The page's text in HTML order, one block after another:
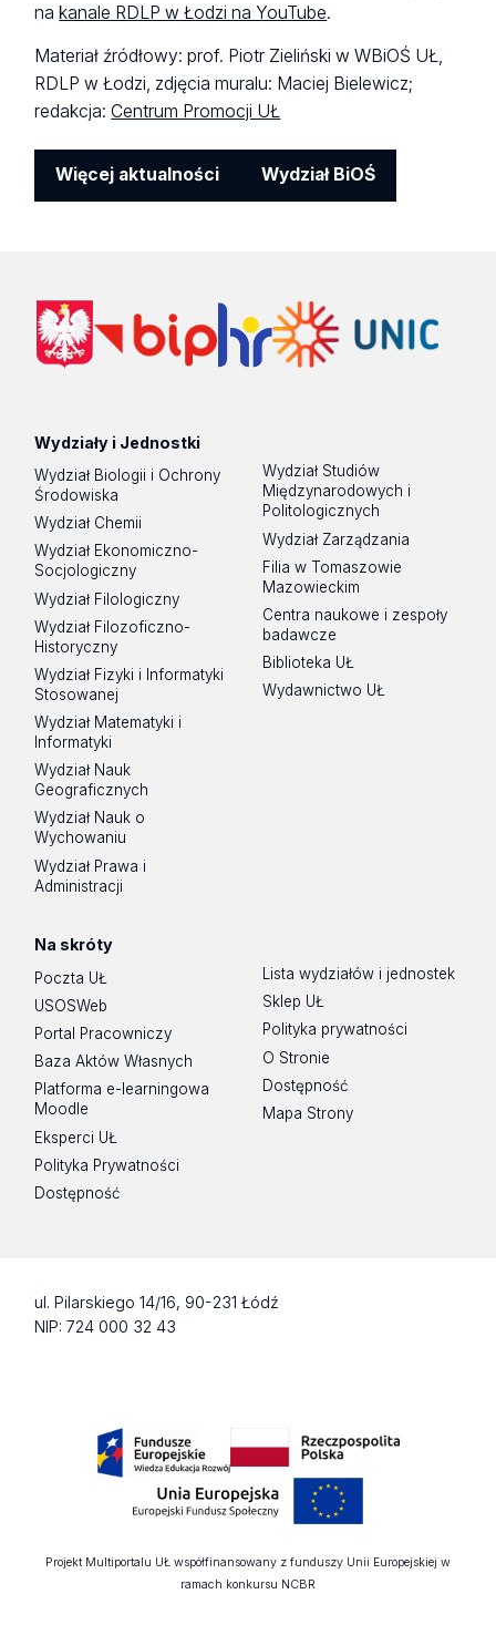
nakanale RDLP w Łodzi na YouTube.
Materiał źródłowy: prof. Piotr Zieliński w WBiOŚ UŁ,
RDLP w Łodzi, zdjęcia muralu: Maciej Bielewicz;
redakcja:Centrum Promocji UŁ
Więcej aktualności Wydział BiOŚ
Wydziały i Jednostki
Wydział Biologii i Ochrony
Środowiska
Wydział Chemii
Wydział Ekonomiczno-
Socjologiczny
Wydział Filologiczny
Wydział Filozoficzno-
Historyczny
Wydział Fizyki i Informatyki
Stosowanej
Wydział Matematyki i
Informatyki
Wydział Nauk
Geograficznych
Wydział Nauk o
Wychowaniu
Wydział Prawa i
Administracji
Wydział Studiów
Międzynarodowych i
Politologicznych
Wydział Zarządzania
Filia w Tomaszowie
Mazowieckim
Centra naukowe i zespoły
badawcze
Biblioteka UŁ
Wydawnictwo UŁ
Na skróty
Poczta UŁ
USOSWeb
Portal Pracowniczy
Baza Aktów Własnych
Platforma e-learningowa
Moodle
Eksperci UŁ
Polityka Prywatności
Dostępność
Lista wydziałów i jednostek
Sklep UŁ
Polityka prywatności
O Stronie
Dostępność
Mapa Strony
ul. Pilarskiego 14/16, 90-231 Łódź
NIP: 724 000 32 43
Projekt Multiportalu UŁ współfinansowany z funduszy Unii Europejskiej w
ramach konkursu NCBR